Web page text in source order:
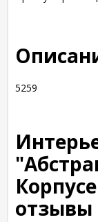
5259
отзывы